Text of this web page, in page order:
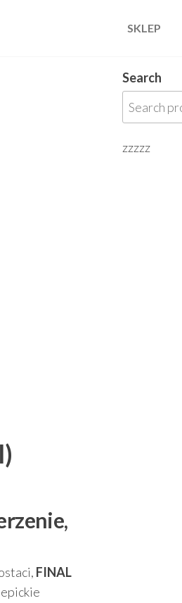
SKLEP
FINAL
Search
zzzzz